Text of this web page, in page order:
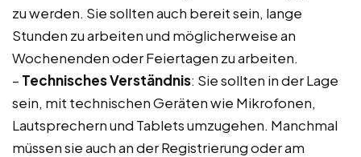
zu werden. Sie sollten auch bereit sein, lange
Stunden zu arbeiten und möglicherweise an
Wochenenden oder Feiertagen zu arbeiten.
– Technisches Verständnis: Sie sollten in der Lage
sein, mit technischen Geräten wie Mikrofonen,
Lautsprechern und Tablets umzugehen. Manchmal
müssen sie auch an der Registrierung oder am